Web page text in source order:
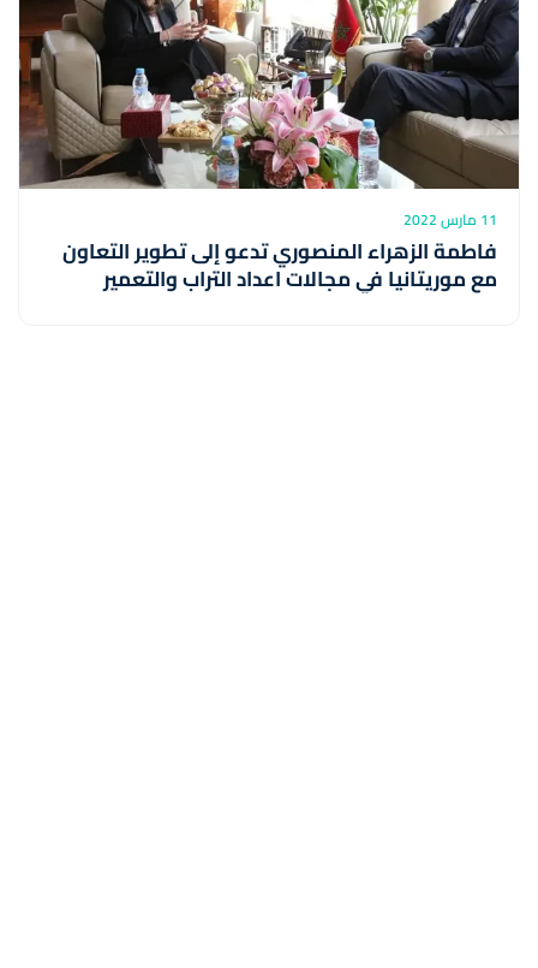
11 مارس 2022
فاطمة الزهراء المنصوري تدعو إلى تطوير التعاون
مع موريتانيا في مجالات اعداد التراب والتعمير